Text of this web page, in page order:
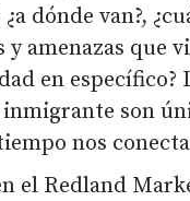
dónde van?,
y amenazas que
en específico?
inmigrante son
nos
el Redland